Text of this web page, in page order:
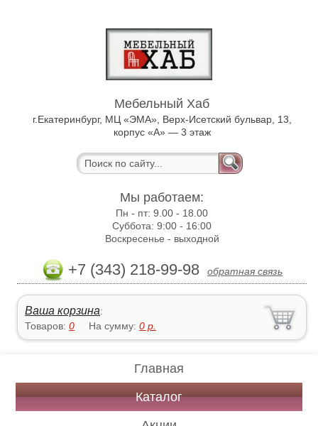
Мебельный Хаб
г.Екатеринбург, МЦ «ЭМА», Верх-Исетский бульвар, 13,
корпус «А» — 3 этаж
Мы работаем:
Пн - пт:9.00 - 18.00
Суббота:9:00 - 16:00
Воскресенье - выходной
+7 (343) 218-99-98 обратная связь
Ваша корзина:
Товаров:0 На сумму:0 р.
Главная
Каталог